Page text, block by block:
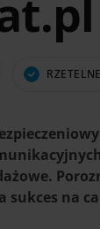
sukces na